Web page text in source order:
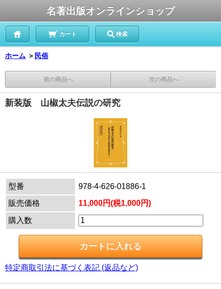
名著出版オンラインショップ
カート 検索
ホーム ＞ 民俗
前の商品へ 次の商品へ
新装版 山椒太夫伝説の研究
型番
978-4-626-01886-1
販売価格
11,000円(税1,000円)
購入数
特定商取引法に基づく表記 (返品など)